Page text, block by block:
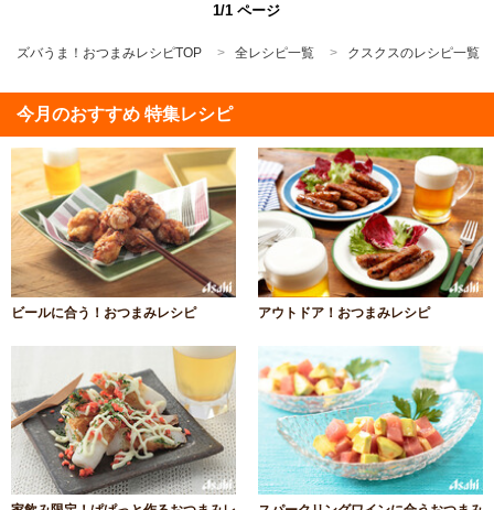
1/1 ページ
ズバうま！おつまみレシピTOP 全レシピ一覧 クスクスのレシピ一覧
今月のおすすめ 特集レシピ
ビールに合う！おつまみレシピ アウトドア！おつまみレシピ